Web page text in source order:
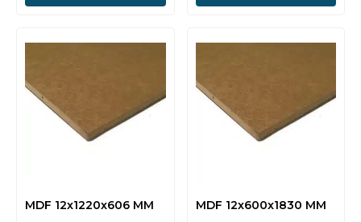
MDF 12x1220x606 MM
MDF 12x600x1830 MM